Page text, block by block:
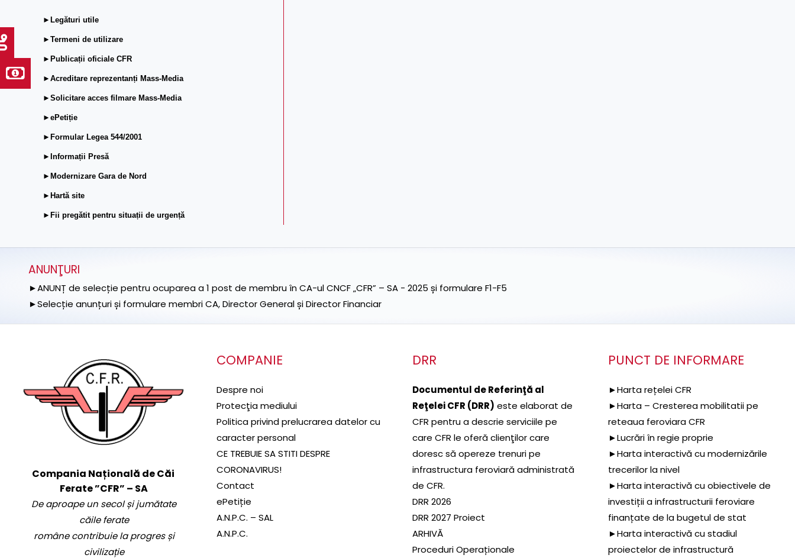
►Legături utile
►Termeni de utilizare
►Publicații oficiale CFR
►Acreditare reprezentanți Mass-Media
►Solicitare acces filmare Mass-Media
►ePetiție
►Formular Legea 544/2001
►Informații Presă
►Modernizare Gara de Nord
►Hartă site
►Fii pregătit pentru situații de urgență
ANUNŢURI
►ANUNȚ de selecție pentru ocuparea a 1 post de membru în CA-ul CNCF „CFR” – SA - 2025 și formulare F1-F5
►Selecție anunțuri și formulare membri CA, Director General și Director Financiar
Compania Națională de Căi
Ferate ”CFR” – SA
De aproape un secol și jumătate
căile ferate
române contribuie la progres și
civilizație
COMPANIE
Despre noi
Protecţia mediului
Politica privind prelucrarea datelor cu
caracter personal
CE TREBUIE SA STITI DESPRE
CORONAVIRUS!
Contact
ePetiție
A.N.P.C. – SAL
A.N.P.C.
DRR
Documentul de Referinţă al
Reţelei CFR (DRR) este elaborat de
CFR pentru a descrie serviciile pe
care CFR le oferă clienţilor care
doresc să opereze trenuri pe
infrastructura feroviară administrată
de CFR.
DRR 2026
DRR 2027 Proiect
ARHIVĂ
Proceduri Operaționale
PUNCT DE INFORMARE
►Harta rețelei CFR
►Harta – Cresterea mobilitatii pe
reteaua feroviara CFR
►Lucrări în regie proprie
►Harta interactivă cu modernizările
trecerilor la nivel
►Harta interactivă cu obiectivele de
investiții a infrastructurii feroviare
finanțate de la bugetul de stat
►Harta interactivă cu stadiul
proiectelor de infrastructură